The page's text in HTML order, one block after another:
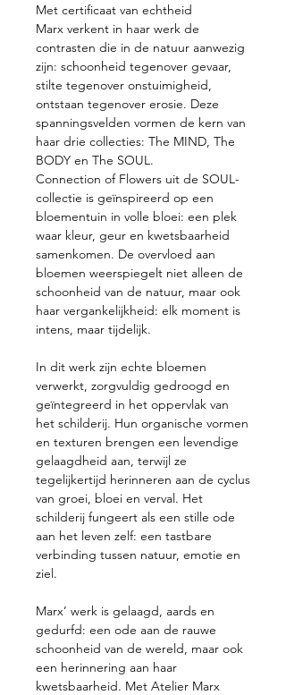
Met certificaat van echtheid
Marx verkent in haar werk de
contrasten die in de natuur aanwezig
zijn: schoonheid tegenover gevaar,
stilte tegenover onstuimigheid,
ontstaan tegenover erosie. Deze
spanningsvelden vormen de kern van
haar drie collecties: The MIND, The
BODY en The SOUL.
Connection of Flowers uit de SOUL-
collectie is geïnspireerd op een
bloementuin in volle bloei: een plek
waar kleur, geur en kwetsbaarheid
samenkomen. De overvloed aan
bloemen weerspiegelt niet alleen de
schoonheid van de natuur, maar ook
haar vergankelijkheid: elk moment is
intens, maar tijdelijk.
In dit werk zijn echte bloemen
verwerkt, zorgvuldig gedroogd en
geïntegreerd in het oppervlak van
het schilderij. Hun organische vormen
en texturen brengen een levendige
gelaagdheid aan, terwijl ze
tegelijkertijd herinneren aan de cyclus
van groei, bloei en verval. Het
schilderij fungeert als een stille ode
aan het leven zelf: een tastbare
verbinding tussen natuur, emotie en
ziel.
Marx’ werk is gelaagd, aards en
gedurfd: een ode aan de rauwe
schoonheid van de wereld, maar ook
een herinnering aan haar
kwetsbaarheid. Met Atelier Marx